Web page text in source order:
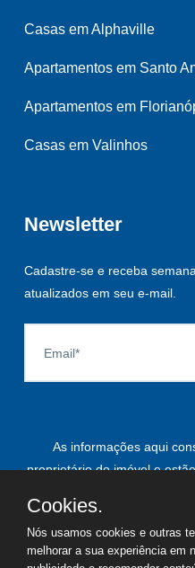
Casas em Alphaville
Apartamentos em Santo
Apartamentos em
Casas em Valinhos
Newsletter
Cadastre-se e receba
atualizados em seu e-mail.
As informações aqui
proprietário do imóvel e
Cookies.
Nós usamos cookies e outras
melhorar a sua experiência em